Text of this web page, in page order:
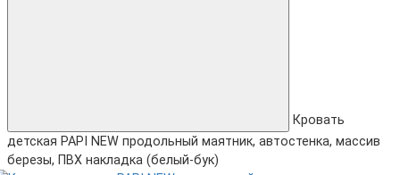
Кровать
детская PAPI NEW продольный маятник, автостенка, массив
березы, ПВХ накладка (белый-бук)